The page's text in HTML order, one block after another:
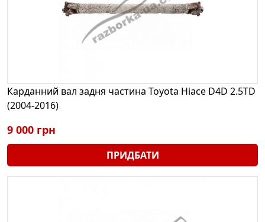
Карданний вал задня частина Toyota Hiace D4D 2.5TD
(2004-2016)
9 000 грн
ПРИДБАТИ